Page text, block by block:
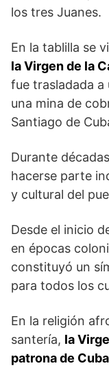
los tres Juanes.
En la tablilla se
la Virgen de la
fue trasladada a
una mina de
Santiago de
Durante
hacerse parte
y cultural del
Desde el inicio
en épocas
constituyó un
para todos los
En la religión
santería, la
patrona de